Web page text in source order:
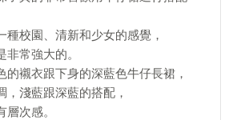
種校園、清新和少女的感覺，
常強大的。
的襯衣跟下身的深藍色牛仔長裙，
，淺藍跟深藍的搭配，
次感。